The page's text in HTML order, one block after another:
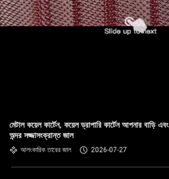
মেটাল কয়েল কার্টেন, কয়েল ড্রাপারি কার্টেন আপনার বাড়ি
অন্দর সজ্জাসংক্রান্ত জাল
আলংকারিক তারের জাল 2026-07-27